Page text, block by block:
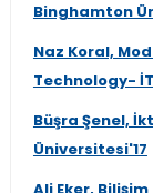
Binghamton
Naz Koral,
Technology-
Büşra Şenel,
Üniversitesi'17